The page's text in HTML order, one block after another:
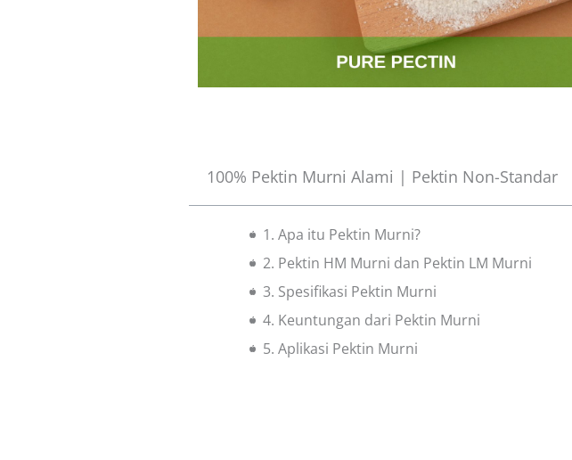
100% Pektin Murni Alami | Pektin Non-Standar
1. Apa itu Pektin Murni?
2. Pektin HM Murni dan Pektin LM Murni
3. Spesifikasi Pektin Murni
4. Keuntungan dari Pektin Murni
5. Aplikasi Pektin Murni